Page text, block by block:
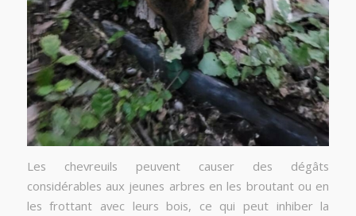
Les chevreuils peuvent causer des dégâts
considérables aux jeunes arbres en les broutant ou en
les frottant avec leurs bois, ce qui peut inhiber la